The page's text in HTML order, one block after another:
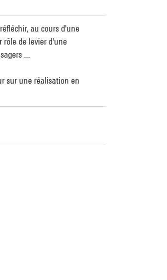
au cours d'une
rôle de levier d'une
...
sur une réalisation en